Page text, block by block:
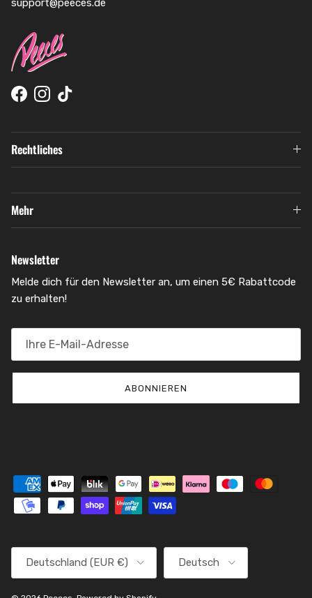
support@peeces.de
Facebook
Instagram
TikTok
Rechtliches
Mehr
Newsletter
Melde dich für den Newsletter an, um einen 5€ Rabattcode
zu erhalten!
ABONNIEREN
Deutschland (EUR €) Deutsch